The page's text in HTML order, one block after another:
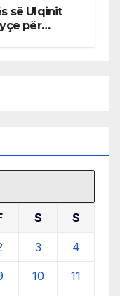
së Ulqinit
për
S S
3 4
10 11